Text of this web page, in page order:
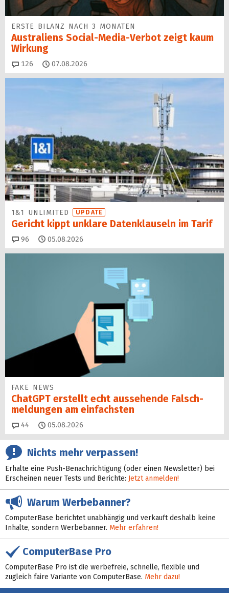
ERSTE BILANZ NACH 3 MONATEN
Australiens Social-Media-Verbot zeigt kaum
Wirkung
126 Kommentare
07.08.2026
1&1 UNLIMITED UPDATE
Gericht kippt unklare Datenklauseln im Tarif
96 Kommentare
05.08.2026
FAKE NEWS
ChatGPT erstellt echt aussehende Falsch­
mel­dungen am einfachsten
44 Kommentare
05.08.2026
Nichts mehr verpassen!
Erhalte eine Push-Benachrichtigung (oder einen Newsletter) bei
Erscheinen neuer Tests und Berichte: Jetzt anmelden!
Warum Werbebanner?
ComputerBase berichtet unabhängig und verkauft deshalb keine
Inhalte, sondern Werbebanner. Mehr erfahren!
ComputerBase Pro
ComputerBase Pro ist die werbefreie, schnelle, flexible und
zugleich faire Variante von ComputerBase. Mehr dazu!